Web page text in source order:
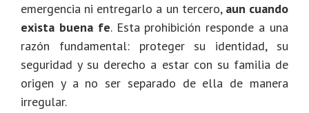
emergencia ni entregarlo a un tercero, aun cuando
exista buena fe. Esta prohibición responde a una
razón fundamental: proteger su identidad, su
seguridad y su derecho a estar con su familia de
origen y a no ser separado de ella de manera
irregular.